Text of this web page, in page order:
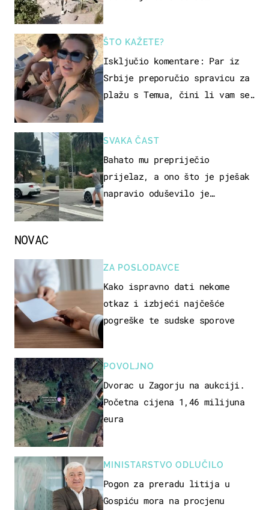
ŠTO KAŽETE?
Isključio komentare: Par iz
Srbije preporučio spravicu za
plažu s Temua, čini li vam se
SVAKA ČAST
Bahato mu prepriječio
prijelaz, a ono što je pješak
napravio oduševilo je
NOVAC
ZA POSLODAVCE
Kako ispravno dati nekome
otkaz i izbjeći najčešće
pogreške te sudske sporove
POVOLJNO
Dvorac u Zagorju na aukciji.
Početna cijena 1,46 milijuna
eura
MINISTARSTVO ODLUČILO
Pogon za preradu litija u
Gospiću mora na procjenu